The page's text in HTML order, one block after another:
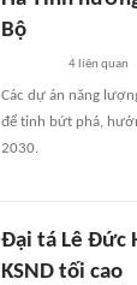
Bộ
4liên quan
Các dự án năng
để tỉnh bứt phá,
2030.
Đại tá Lê Đức
KSND tối cao